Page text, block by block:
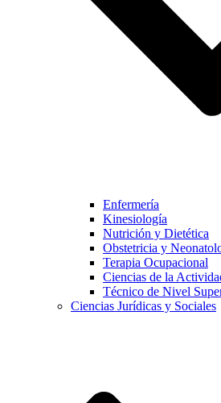
Enfermería
Kinesiología
Nutrición y Dietética
Obstetricia y
Terapia Ocupacional
Ciencias de la
Técnico de Nivel
Ciencias Jurídicas y Sociales